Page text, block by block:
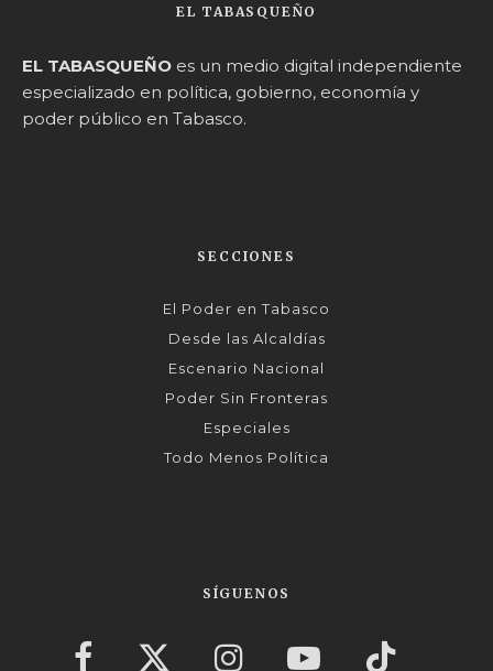
EL TABASQUEÑO
EL TABASQUEÑO es un medio digital independiente
especializado en política, gobierno, economía y
poder público en Tabasco.
SECCIONES
El Poder en Tabasco
Desde las Alcaldías
Escenario Nacional
Poder Sin Fronteras
Especiales
Todo Menos Política
SÍGUENOS